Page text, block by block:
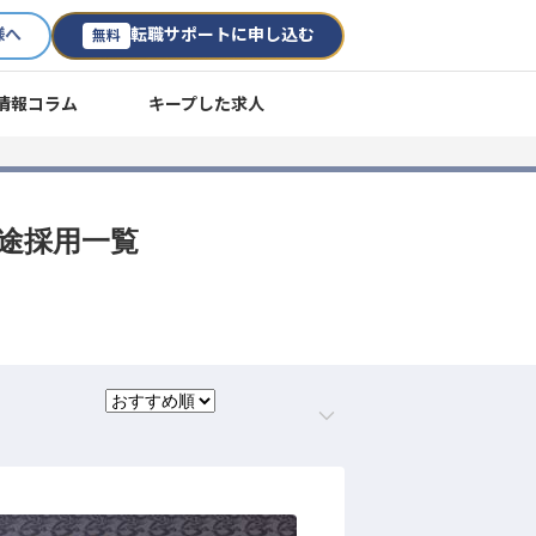
へ 無料 転職サポートに申し込む
報コラム キープした求人
採用一覧